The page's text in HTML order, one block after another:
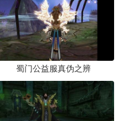
蜀门公益服真伪之辨